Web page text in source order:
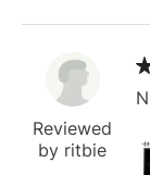
Reviewed
by ritbie